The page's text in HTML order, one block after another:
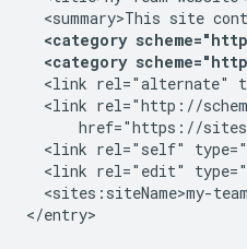
<summary>This site
<category
<category
<link rel="alternate"
<link rel="http://
href="https://
<link rel="self"
<link rel="edit"
  <sites:siteName>
my-